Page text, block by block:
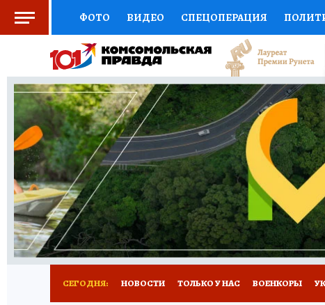
ФОТО ВИДЕО СПЕЦОПЕРАЦИЯ
СОЦПОДДЕРЖКА НАУКА СПОРТ
ВЫБОР ЭКСПЕРТОВ ДОКТОР ФИНАНСЫ
КНИЖНАЯ ПОЛКА ПРОГНОЗЫ НА СПОРТ
ПРЕСС-ЦЕНТР НЕДВИЖИМОСТЬ
РАДИО КП РЕКЛАМА ТЕСТЫ НОВОЕ НА
СЕГОДНЯ: НОВОСТИ ТОЛЬКО У НАС ВОЕНКОРЫ